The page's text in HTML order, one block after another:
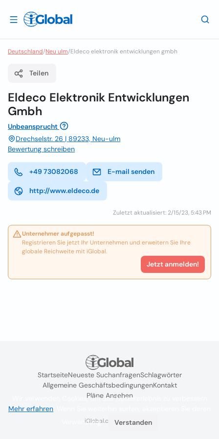
Deutschland/Neu ulm/Eldeco elektronik entwicklungen gmbh
Teilen
Eldeco Elektronik Entwicklungen
Gmbh
Unbeansprucht
Drechselstr. 26 | 89233, Neu-ulm
Bewertung schreiben
+49 73082068 E-mail senden
http://www.eldeco.de
Zuletzt aktualisiert: 2/15/23, 5:43 PM
Unternehmer aufgepasst!
Registrieren Sie jetzt Ihr Unternehmen und erweitern Sie Ihre
globale Reichweite mit iGlobal.
Jetzt anmelden!
StartseiteNeueste SuchanfragenSchlagwörter
Allgemeine GeschäftsbedingungenKontakt
Pläne Ansehen
iGlobal.co @ 2024
Wir verwenden Cookies, um das Nutzererlebnis zu verbessern
Mehr erfahren
Verwendung.
Verstanden